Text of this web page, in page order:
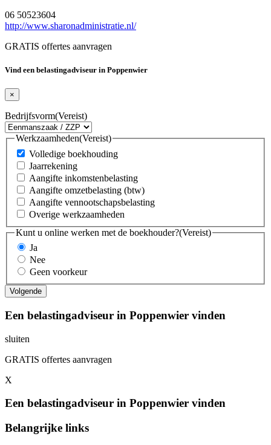
06 50523604
http://www.sharonadministratie.nl/
GRATIS offertes aanvragen
Vind een belastingadviseur in Poppenwier
×
Bedrijfsvorm(Vereist)
Werkzaamheden(Vereist)
Volledige boekhouding
Jaarrekening
Aangifte inkomstenbelasting
Aangifte omzetbelasting (btw)
Aangifte vennootschapsbelasting
Overige werkzaamheden
Kunt u online werken met de boekhouder?(Vereist)
Ja
Nee
Geen voorkeur
Een belastingadviseur in Poppenwier vinden
sluiten
GRATIS offertes aanvragen
X
Een belastingadviseur in Poppenwier vinden
Belangrijke links